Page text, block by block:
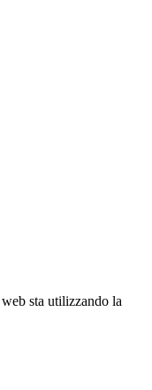
sta utilizzando la